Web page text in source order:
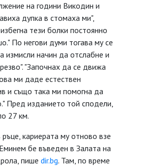
на години Викодин и
дупка в стомаха ми",
тези болки постоянно
По негови думи тогава му се
измисли начин да отслабне и
"Започнах да се движа
ми даде естествен
и също така ми помогна да
Пред изданието той сподели,
27 км.
кариерата му отново взе
бе въведен в Залата на
пише dir.bg. Там, по време